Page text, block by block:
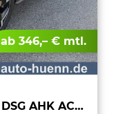
ab 346,– € mtl.
1.5 eTSI 110 kW R-Line 1.5eTSI DSG AHK ACC el. Hk 18 Zoll